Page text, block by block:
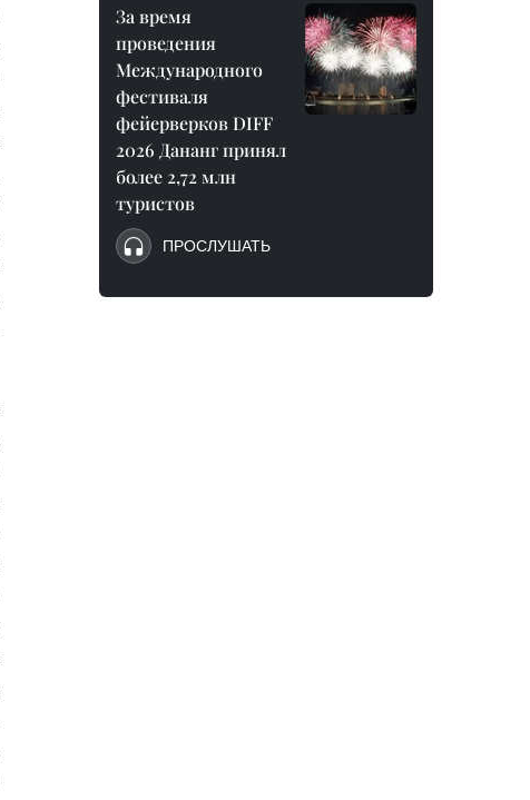
За время
проведения
Международного
фестиваля
фейерверков DIFF
2026 Дананг принял
более 2,72 млн
туристов
ПРОСЛУШАТЬ